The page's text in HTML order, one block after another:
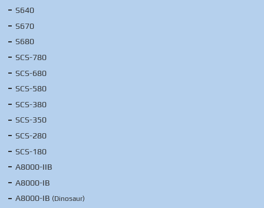
S640
S670
S680
SCS-780
SCS-680
SCS-580
SCS-380
SCS-350
SCS-280
SCS-180
A8000-IIB
A8000-IB
A8000-IB (Dinosaur)